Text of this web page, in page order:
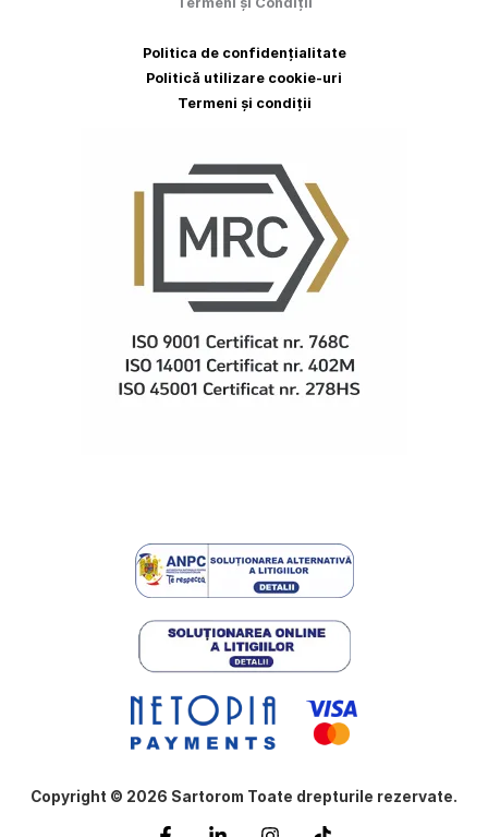
Politica de confidențialitate
Politică utilizare cookie-uri
Termeni și condiții
Copyright © 2026 Sartorom Toate drepturile rezervate.